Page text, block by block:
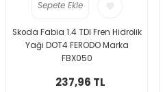
Sepete Ekle
Skoda Fabia 1.4 TDI Fren Hidrolik
Yağı DOT4 FERODO Marka
FBX050
237,96 TL